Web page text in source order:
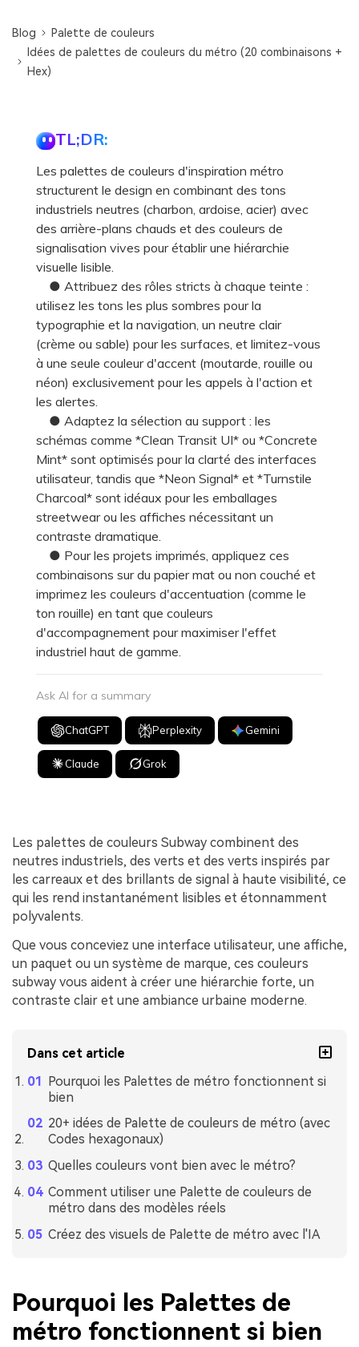
Blog
Palette de couleurs
Idées de palettes de couleurs du métro (20 combinaisons +
Hex)
TL;DR:
Les palettes de couleurs d'inspiration métro
structurent le design en combinant des tons
industriels neutres (charbon, ardoise, acier) avec
des arrière-plans chauds et des couleurs de
signalisation vives pour établir une hiérarchie
visuelle lisible.
● Attribuez des rôles stricts à chaque teinte :
utilisez les tons les plus sombres pour la
typographie et la navigation, un neutre clair
(crème ou sable) pour les surfaces, et limitez-vous
à une seule couleur d'accent (moutarde, rouille ou
néon) exclusivement pour les appels à l'action et
les alertes.
● Adaptez la sélection au support : les
schémas comme *Clean Transit UI* ou *Concrete
Mint* sont optimisés pour la clarté des interfaces
utilisateur, tandis que *Neon Signal* et *Turnstile
Charcoal* sont idéaux pour les emballages
streetwear ou les affiches nécessitant un
contraste dramatique.
● Pour les projets imprimés, appliquez ces
combinaisons sur du papier mat ou non couché et
imprimez les couleurs d'accentuation (comme le
ton rouille) en tant que couleurs
d'accompagnement pour maximiser l'effet
industriel haut de gamme.
Ask AI for a summary
ChatGPT Perplexity Gemini
Claude Grok
Les palettes de couleurs Subway combinent des
neutres industriels, des verts et des verts inspirés par
les carreaux et des brillants de signal à haute visibilité, ce
qui les rend instantanément lisibles et étonnamment
polyvalents.
Que vous conceviez une interface utilisateur, une affiche,
un paquet ou un système de marque, ces couleurs
subway vous aident à créer une hiérarchie forte, un
contraste clair et une ambiance urbaine moderne.
Dans cet article
Pourquoi les Palettes de métro fonctionnent si
bien
20+ idées de Palette de couleurs de métro (avec
Codes hexagonaux)
Quelles couleurs vont bien avec le métro?
Comment utiliser une Palette de couleurs de
métro dans des modèles réels
Créez des visuels de Palette de métro avec l'IA
Pourquoi les Palettes de
métro fonctionnent si bien